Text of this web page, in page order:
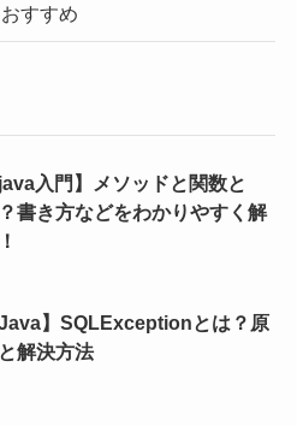
すすめ
java入門】メソッドと関数と
書き方などをわかりやすく解
Java】SQLExceptionとは？原
解決方法